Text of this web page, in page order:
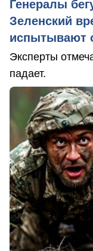
Генералы
Зеленский
испытывают
Эксперты
падает.